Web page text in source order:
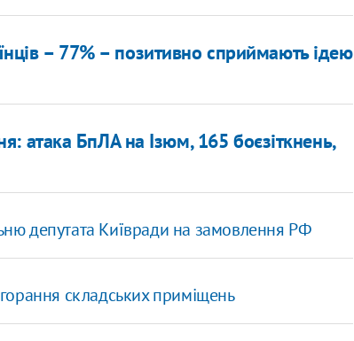
– 77% – позитивно сприймають ідею
атака БпЛА на Ізюм, 165 боєзіткнень,
депутата Київради на замовлення РФ
складських приміщень